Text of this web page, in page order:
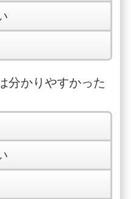
分かりやすかった